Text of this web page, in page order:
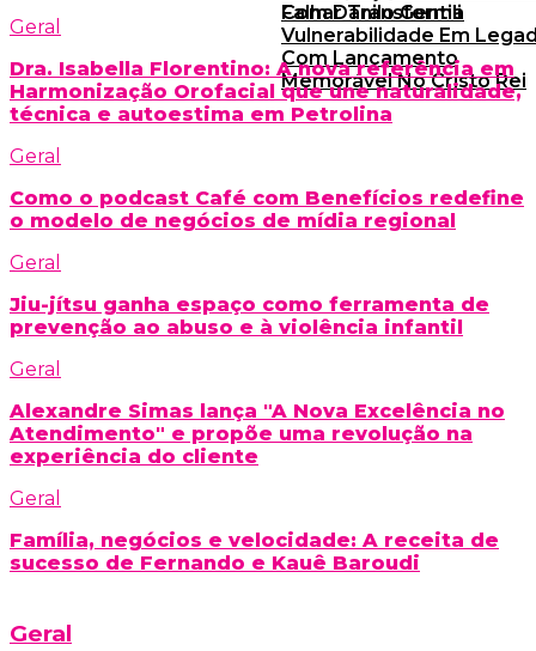
Falhar Transforma
Vulnerabilidade Em
Com Lançamento
Memorável No Cristo Rei
Com Danilo Gentili
Geral
Dra. Isabella Florentino: A nova referência em
Harmonização Orofacial que une naturalidade,
técnica e autoestima em Petrolina
Geral
Como o podcast Café com Benefícios redefine
o modelo de negócios de mídia regional
Geral
Jiu-jítsu ganha espaço como ferramenta de
prevenção ao abuso e à violência infantil
Geral
Alexandre Simas lança "A Nova Excelência no
Atendimento" e propõe uma revolução na
experiência do cliente
Geral
Família, negócios e velocidade: A receita de
sucesso de Fernando e Kauê Baroudi
Geral